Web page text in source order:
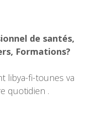
de santés,
Formations?
libya-fi-tounes va
quotidien .